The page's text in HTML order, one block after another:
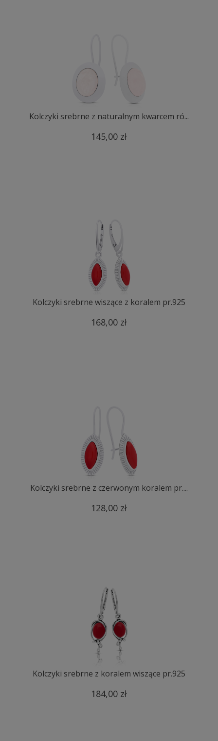
Kolczyki srebrne z naturalnym kwarcem ró...
145,00 zł
Kolczyki srebrne wiszące z koralem pr.925
168,00 zł
Kolczyki srebrne z czerwonym koralem pr....
128,00 zł
Kolczyki srebrne z koralem wiszące pr.925
184,00 zł